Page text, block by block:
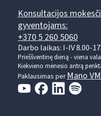
Konsultacijos
gyventojams:
+370 5 260 5060
Darbo laikas: I-IV 8.00-
Prieššventinę dieną - viena
Kiekvieno mėnesio antrą
Paklausimas per Mano